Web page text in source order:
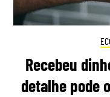
Recebeu
detalhe pode